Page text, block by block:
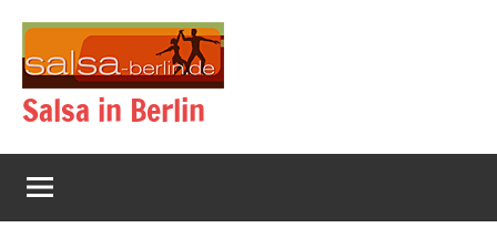
springen
Salsa in Berlin